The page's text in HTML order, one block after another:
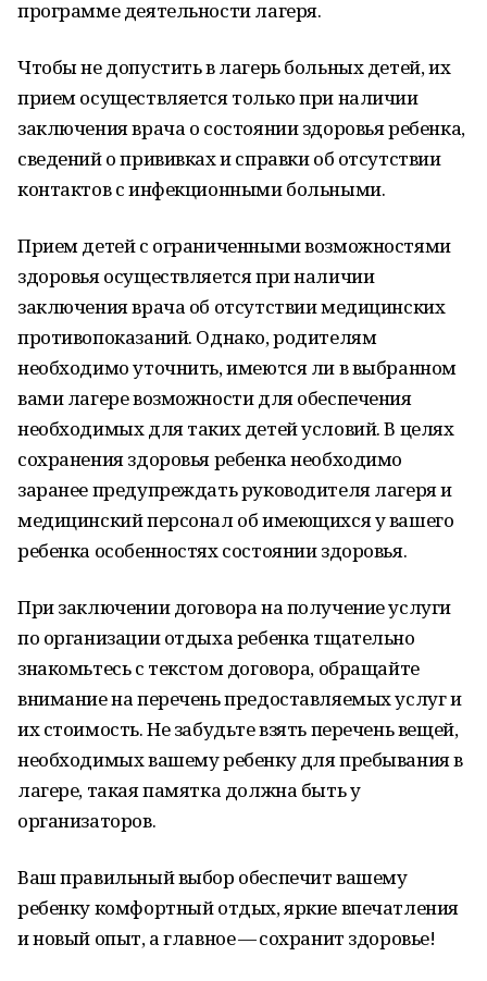
программе деятельности лагеря.
Чтобы не допустить в лагерь больных детей, их
прием осуществляется только при наличии
заключения врача о состоянии здоровья ребенка,
сведений о прививках и справки об отсутствии
контактов с инфекционными больными.
Прием детей с ограниченными возможностями
здоровья осуществляется при наличии
заключения врача об отсутствии медицинских
противопоказаний. Однако, родителям
необходимо уточнить, имеются ли в выбранном
вами лагере возможности для обеспечения
необходимых для таких детей условий. В целях
сохранения здоровья ребенка необходимо
заранее предупреждать руководителя лагеря и
медицинский персонал об имеющихся у вашего
ребенка особенностях состоянии здоровья.
При заключении договора на получение услуги
по организации отдыха ребенка тщательно
знакомьтесь с текстом договора, обращайте
внимание на перечень предоставляемых услуг и
их стоимость. Не забудьте взять перечень вещей,
необходимых вашему ребенку для пребывания в
лагере, такая памятка должна быть у
организаторов.
Ваш правильный выбор обеспечит вашему
ребенку комфортный отдых, яркие впечатления
и новый опыт, а главное — сохранит здоровье!